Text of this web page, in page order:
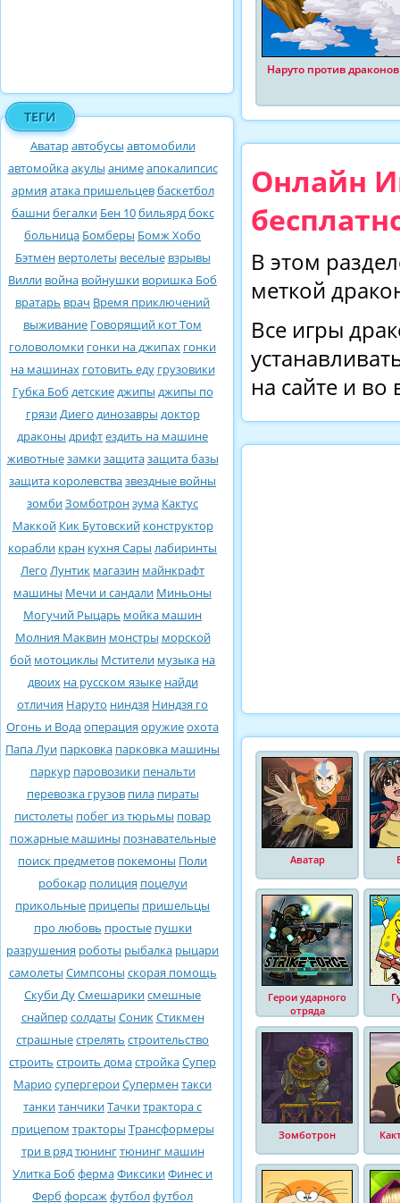
ТЕГИ
Аватаравтобусы автомобили
автомойкаакулы анимеапокалипсис
армия атака пришельцевбаскетбол
башнибегалки Бен 10бильярдбокс
больница Бомберы Бомж Хобо
Бэтмен вертолеты веселые взрывы
Вилли война войнушки воришка Боб
вратарь врач Время приключений
выживание Говорящий кот Том
головоломки гонки на джипах гонки
на машинах готовить еду грузовики
Губка Боб детскиеджипы джипы по
грязиДиего динозавры доктор
драконы дрифтездить на машине
животныезамкизащитазащита базы
защита королевствазвездные войны
зомбиЗомботронзума Кактус
Маккой Кик Бутовский конструктор
корабли кран кухня Сары лабиринты
Лего Лунтик магазин майнкрафт
машины Мечи и сандали Миньоны
Могучий Рыцарь мойка машин
Молния Маквин монстры морской
бой мотоциклы Мстители музыка на
двоих на русском языке найди
отличия Наруто ниндзя Ниндзя го
Огонь и Водаоперация оружиеохота
Папа Луи парковка парковка машины
паркур паровозики пенальти
перевозка грузов пила пираты
пистолеты побег из тюрьмы повар
пожарные машины познавательные
поиск предметов покемоны Поли
робокар полиция поцелуи
прикольные прицепы пришельцы
про любовь простые пушки
разрушения роботы рыбалка рыцари
самолеты Симпсоны скорая помощь
Скуби ДуСмешарикисмешные
снайперсолдаты СоникСтикмен
страшныестрелять строительство
строить строить домастройкаСупер
Марио супергероиСуперментакси
танкитанчикиТачкитрактора с
прицепом тракторы Трансформеры
три в рядтюнингтюнинг машин
Улитка Боб фермаФиксикиФинес и
Ферб форсажфутболфутбол
Наруто против драконов
Онлайн
В этом
меткой
Все игры
на сайте и
Аватар
Герои ударного
отряда
Зомботрон